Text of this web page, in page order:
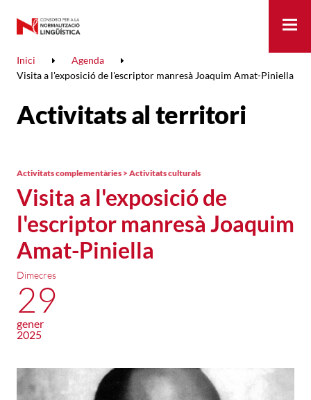
Inici
Agenda
Visita a l'exposició de l'escriptor manresà Joaquim Amat-Piniella
Activitats al territori
Visita a l'exposició de
l'escriptor manresà Joaquim
Amat-Piniella
Activitats complementàries > Activitats culturals
Dimecres
29
gener
2025